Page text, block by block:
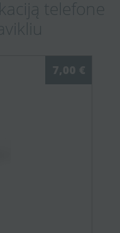
telefone
7,00 €